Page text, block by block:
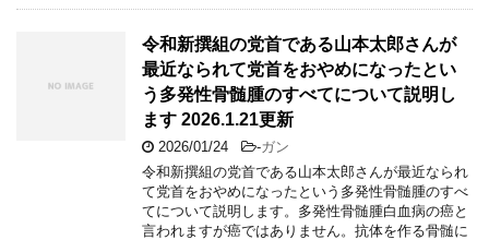
令和新撰組の党首である山本太郎さんが
最近なられて党首をおやめになったとい
う多発性骨髄腫のすべてについて説明し
ます 2026.1.21更新
2026/01/24 -ガン
令和新撰組の党首である山本太郎さんが最近なられ
て党首をおやめになったという多発性骨髄腫のすべ
てについて説明します。多発性骨髄腫白血病の癌と
言われますが癌ではありません。抗体を作る骨髄に